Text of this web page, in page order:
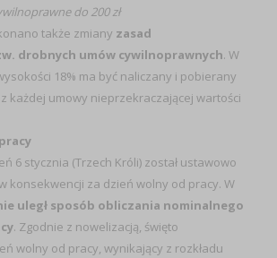
do 200 zł
także zmiany zasad
drobnych umów cywilnoprawnych. W
18% ma być naliczany i pobierany
każdej umowy nieprzekraczającej wartości
6 stycznia (Trzech Króli) został ustawowo
konsekwencji za dzień wolny od pracy. W
uległ sposób obliczania nominalnego
. Zgodnie z nowelizacją, święto
wolny od pracy, wynikający z rozkładu